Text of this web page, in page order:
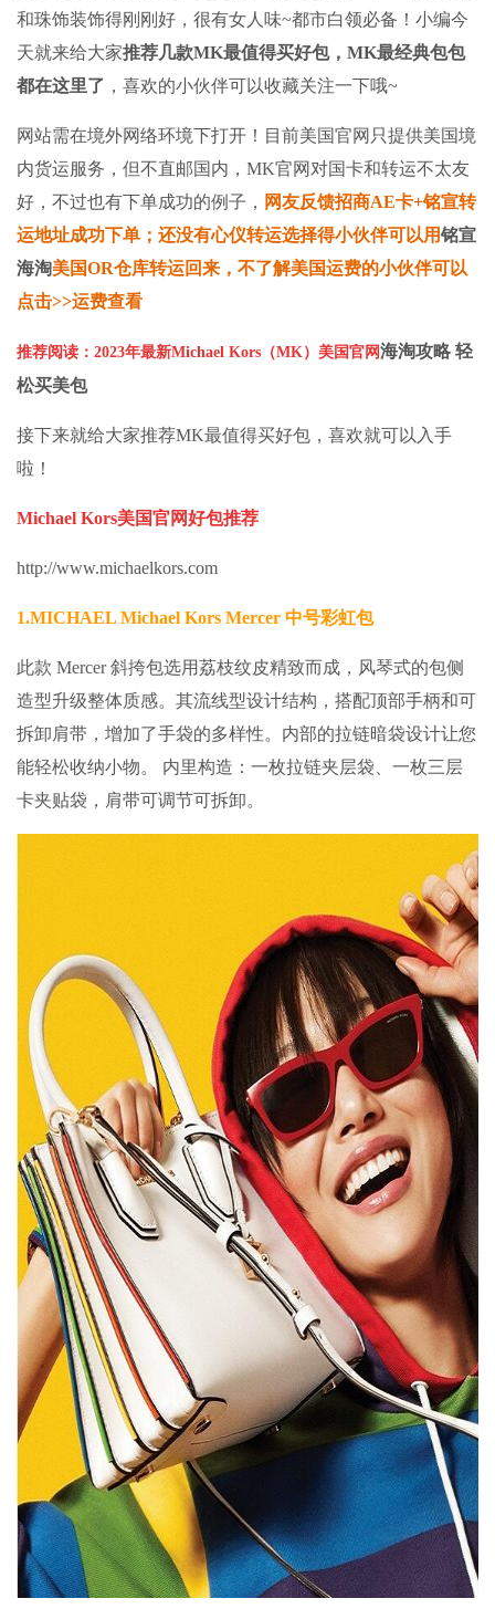
和珠饰装饰得刚刚好，很有女人味~都市白领必备！小编今
天就来给大家推荐几款MK最值得买好包，MK最经典包包
都在这里了 ，喜欢的小伙伴可以收藏关注一下哦~
网站需在境外网络环境下打开！目前美国官网只提供美国境
内货运服务，但不直邮国内，MK官网对国卡和转运不太友
好，不过也有下单成功的例子， 网友反馈招商AE卡+铭宣转
运地址成功下单；还没有心仪转运选择得小伙伴可以用铭宣
海淘美国OR仓库转运回来，不了解美国运费的小伙伴可以
点击>>运费查看
推荐阅读： 2023年最新Michael Kors（MK）美国官网海淘攻略 轻
松买美包
接下来就给大家推荐MK最值得买好包，喜欢就可以入手
啦！
Michael Kors美国官网好包推荐
http://www.michaelkors.com
1.MICHAEL Michael Kors Mercer 中号彩虹包
此款 Mercer 斜挎包选用荔枝纹皮精致而成，风琴式的包侧
造型升级整体质感。其流线型设计结构，搭配顶部手柄和可
拆卸肩带，增加了手袋的多样性。内部的拉链暗袋设计让您
能轻松收纳小物。 内里构造：一枚拉链夹层袋、一枚三层
卡夹贴袋，肩带可调节可拆卸。